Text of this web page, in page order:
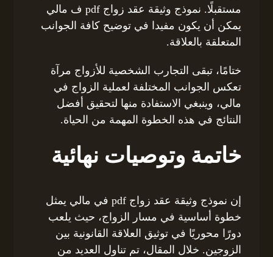
مستقبلًا. نموذج وثيقة عقد زواج pdf ف مالي
يمكن أن يكون مفيدا في توضيح كافة الجوانب
المتعلقة بالعلاقة.
ختامًا، تبقى التجارب الشخصية للأزواج مرآة
تعكس الجوانب المختلفة لعملية الزواج في
مالي، وينبغي الاستفادة منها لتحقيق أفضل
النتائج في هذه الخطوة المهمة من الحياة.
خاتمة وتوصيات نهائية
إن نموذج وثيقة عقد زواج pdf في مالي يمثل
خطوة أساسية في مسار الزواج، حيث يلعب
دورًا محوريًا في توثيق العلاقة القانونية بين
الزوجين. خلال المقال، تم تناول العديد من